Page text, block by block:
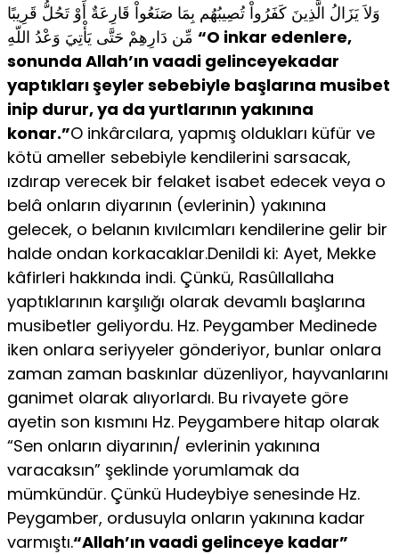
وَلاَ يَزَالُ الَّذِينَ كَفَرُواْ تُصِيبُهُم بِمَا صَنَعُواْ قَارِعَةٌ أَوْ تَحُلُّ قَرِيبًا
“O inkar edenlere,
sonunda Allah’ın vaadi gelinceyekadar
yaptıkları şeyler sebebiyle başlarına musibet
inip durur, ya da yurtlarının yakınına
konar.”O inkârcılara, yapmış oldukları küfür ve
kötü ameller sebebiyle kendilerini sarsacak,
ızdırap verecek bir felaket isabet edecek veya o
belâ onların diyarının (evlerinin) yakınına
gelecek, o belanın kıvılcımları kendilerine gelir bir
halde ondan korkacaklar.Denildi ki: Ayet, Mekke
kâfirleri hakkında indi. Çünkü, Rasûllallaha
yaptıklarının karşılığı olarak devamlı başlarına
musibetler geliyordu. Hz. Peygamber Medinede
iken onlara seriyyeler gönderiyor, bunlar onlara
zaman zaman baskınlar düzenliyor, hayvanlarını
ganimet olarak alıyorlardı. Bu rivayete göre
ayetin son kısmını Hz. Peygambere hitap olarak
“Sen onların diyarının/ evlerinin yakınına
varacaksın” şeklinde yorumlamak da
mümkündür. Çünkü Hudeybiye senesinde Hz.
Peygamber, ordusuyla onların yakınına kadar
varmıştı.“Allah’ın vaadi gelinceye kadar”